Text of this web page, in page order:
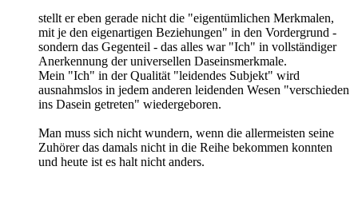
stellt er eben gerade nicht die "eigentümlichen Merkmalen,
mit je den eigenartigen Beziehungen" in den Vordergrund -
sondern das Gegenteil - das alles war "Ich" in vollständiger
Anerkennung der universellen Daseinsmerkmale.
Mein "Ich" in der Qualität "leidendes Subjekt" wird
ausnahmslos in jedem anderen leidenden Wesen "verschieden
ins Dasein getreten" wiedergeboren.
Man muss sich nicht wundern, wenn die allermeisten seine
Zuhörer das damals nicht in die Reihe bekommen konnten
und heute ist es halt nicht anders.